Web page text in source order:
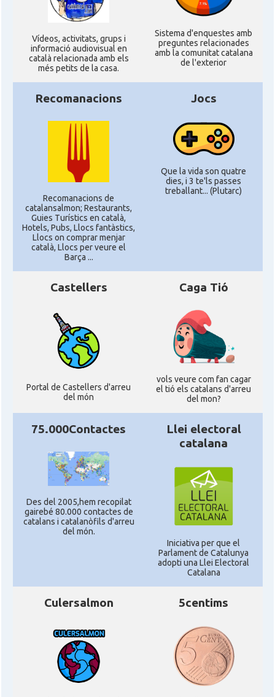
Ví­deos, activitats, grups i
informació audiovisual en
català relacionada amb els
més petits de la casa.
Sistema d'enquestes amb
preguntes relacionades
amb la comunitat catalana
de l'exterior
Recomanacions
Recomanacions de
catalansalmon; Restaurants,
Guies Turístics en català,
Hotels, Pubs, Llocs fantàstics,
Llocs on comprar menjar
català, Llocs per veure el
Barça ...
Jocs
Que la vida son quatre
dies, i 3 te'ls passes
treballant... (Plutarc)
Castellers
Portal de Castellers d'arreu
del món
Caga Tió
vols veure com fan cagar
el tió els catalans d'arreu
del mon?
75.000Contactes
Des del 2005,hem recopilat
gairebé 80.000 contactes de
catalans i catalanòfils d'arreu
del món.
Llei electoral
catalana
Iniciativa per que el
Parlament de Catalunya
adopti una Llei Electoral
Catalana
Culersalmon 5centims